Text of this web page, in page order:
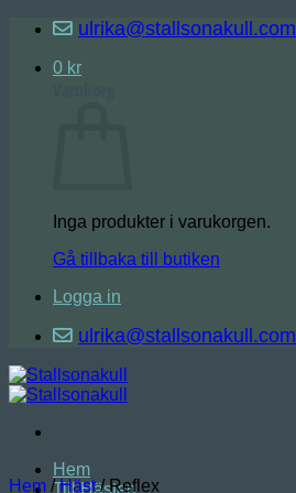
Skip
content
ulrika@stallsonakull.com
0 kr
Inga produkter i varukorgen.
Gå tillbaka till butiken
Logga in
ulrika@stallsonakull.com
Hem
Till Hästen
Hem / Häst /Reflex